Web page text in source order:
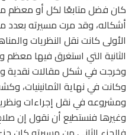
كان فضل متابعًا لكل أو معظم
أشكاله، وقد مرت مسيرته بعدد
الأولى كانت نقل النظريات
الثانية التي استغرق فيها معظم
وخرجت في شكل مقالات نقدية
وكانت في نهاية الثمانينيات،
ومشروعه في نقل إجراءات
وغيرها فنستطيع أن نقول إن